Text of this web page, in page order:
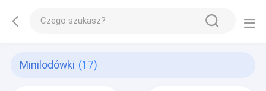
Minilodówki (17)